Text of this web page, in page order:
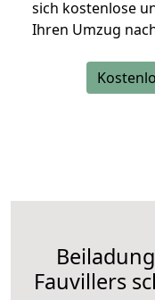
sich kostenlose
Ihren Umzug
Fauvillers